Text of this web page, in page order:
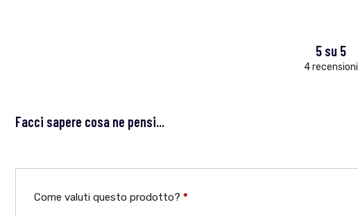
5 su 5
4 recensioni
Facci sapere cosa ne pensi...
Come valuti questo prodotto? *